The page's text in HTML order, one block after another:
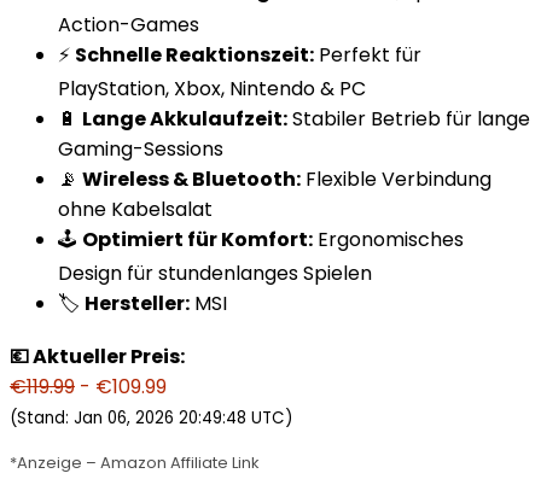
Action-Games
⚡ Schnelle Reaktionszeit: Perfekt für
PlayStation, Xbox, Nintendo & PC
🔋 Lange Akkulaufzeit:Stabiler Betrieb für lange
Gaming-Sessions
📡 Wireless & Bluetooth: Flexible Verbindung
ohne Kabelsalat
🕹️ Optimiert für Komfort: Ergonomisches
Design für stundenlanges Spielen
🏷️ Hersteller: MSI
💶 Aktueller Preis:
€119.99 - €109.99
(Stand: Jan 06, 2026 20:49:48 UTC)
*Anzeige – Amazon Affiliate Link